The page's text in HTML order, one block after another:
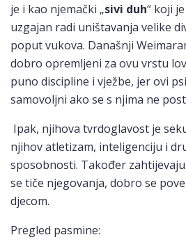
je i kao njemački „sivi duh“ koji
uzgajan radi uništavanja velike
poput vukova. Današnji
dobro opremljeni za ovu vrstu
puno discipline i vježbe, jer ovi
samovoljni ako se s njima ne
Ipak, njihova tvrdoglavost je
njihov atletizam, inteligenciju i
sposobnosti. Također
se tiče njegovanja, dobro se
djecom.
Pregled pasmine: